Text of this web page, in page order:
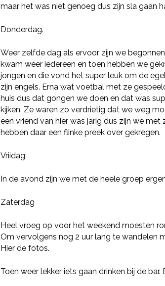
maar het was niet genoeg dus zijn sla gaan
Donderdag.
Weer zelfde dag als ervoor zijn we
kwam weer iedereen en toen hebben we
jongen en die vond het super leuk om de
zijn engels. Erna wat voetbal met ze
huis dus dat gongen we doen en dat was
kijken. Ze waren zo verdrietig dat we weg
een vriend van hier was jarig dus zijn we
hebben daar een flinke preek over gekregen.
Vriidag
In de avond zijn we met de heele groep
Zaterdag
Heel vroeg op voor het weekend moesten
Om vervolgens nog 2 uur lang te wandelen
Hier de fotos.
Toen weer lekker iets gaan drinken bij de